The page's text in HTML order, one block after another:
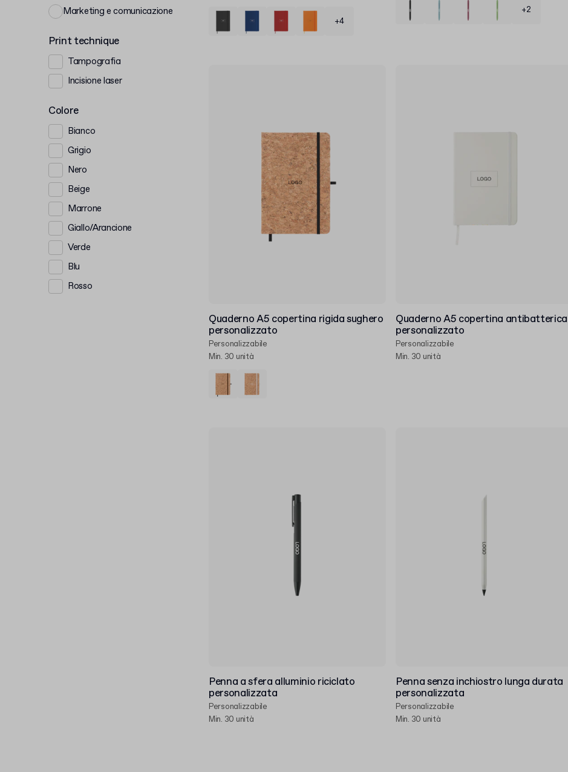
Marketing e comunicazione
Print technique
Tampografia
Incisione laser
Colore
Bianco
Grigio
Nero
Beige
Marrone
Giallo/Arancione
Verde
Blu
Rosso
+4
+2
Quaderno A5 copertina rigida sughero
personalizzato
Personalizzabile
Min. 30 unità
Quaderno A5 copertina antibatterica
personalizzato
Personalizzabile
Min. 30 unità
Penna a sfera alluminio riciclato
personalizzata
Personalizzabile
Min. 30 unità
Penna senza inchiostro lunga durata
personalizzata
Personalizzabile
Min. 30 unità